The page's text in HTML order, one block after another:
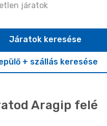
járatok
+ szállás keresése
Járatok keresése
Aragip felé